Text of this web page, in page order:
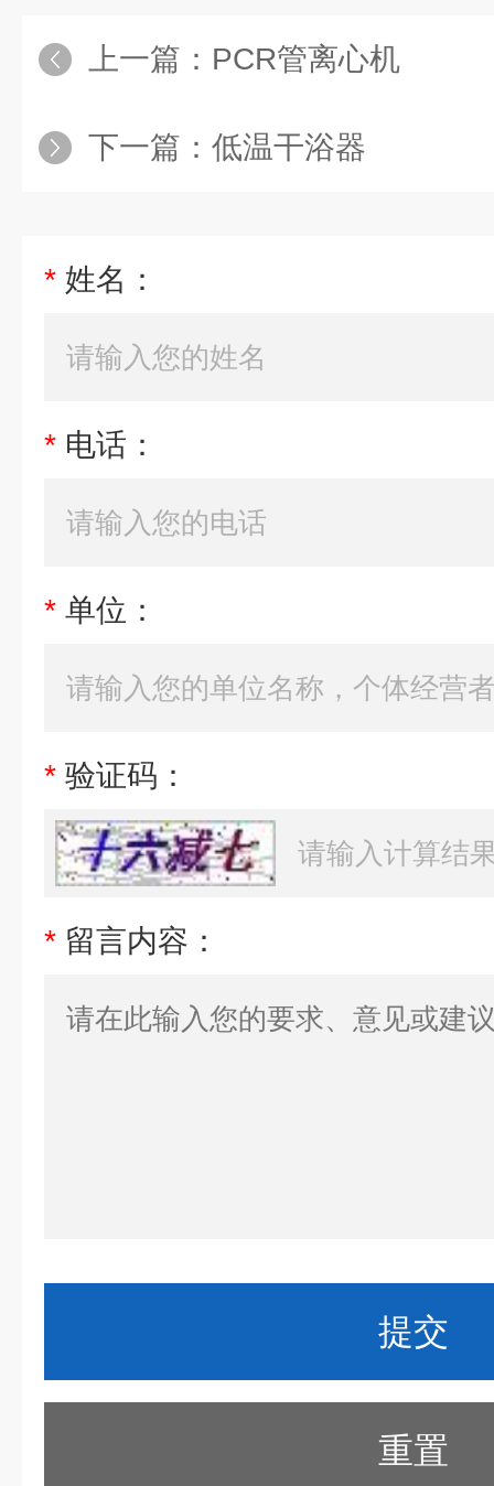
上一篇： PCR管离心机
下一篇： 低温干浴器
* 姓名：
* 电话：
* 单位：
* 验证码：
* 留言内容：
重置